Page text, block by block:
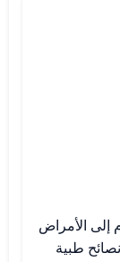
إلى الأمراض
نصائح طبية